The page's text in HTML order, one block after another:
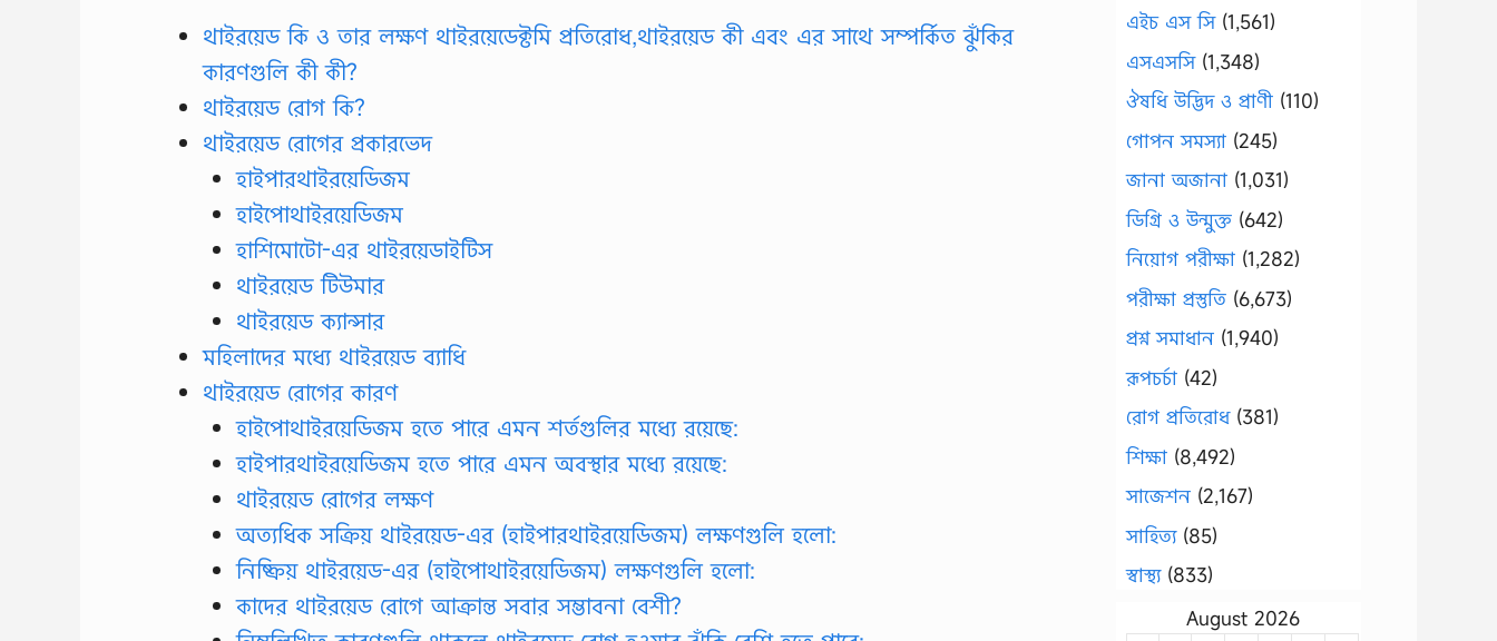
থাইরয়েড কি ও তার লক্ষণ থাইরয়েডেক্টমি প্রতিরোধ,থাইরয়েড কী এবং এর সাথে সম্পর্কিত ঝুঁকির
কারণগুলি কী কী?
থাইরয়েড রোগ কি?
থাইরয়েড রোগের প্রকারভেদ
হাইপারথাইরয়েডিজম
হাইপোথাইরয়েডিজম
হাশিমোটো-এর থাইরয়েডাইটিস
থাইরয়েড টিউমার
থাইরয়েড ক্যান্সার
মহিলাদের মধ্যে থাইরয়েড ব্যাধি
থাইরয়েড রোগের কারণ
হাইপোথাইরয়েডিজম হতে পারে এমন শর্তগুলির মধ্যে রয়েছে:
হাইপারথাইরয়েডিজম হতে পারে এমন অবস্থার মধ্যে রয়েছে:
থাইরয়েড রোগের লক্ষণ
অত্যধিক সক্রিয় থাইরয়েড-এর (হাইপারথাইরয়েডিজম) লক্ষণগুলি হলো:
নিষ্ক্রিয় থাইরয়েড-এর (হাইপোথাইরয়েডিজম) লক্ষণগুলি হলো:
কাদের থাইরয়েড রোগে আক্রান্ত সবার সম্ভাবনা বেশী?
এইচ এস সি(1,561)
এসএসসি(1,348)
ঔষধি উদ্ভিদ ও প্রাণী (110)
গোপন সমস্যা (245)
জানা অজানা (1,031)
ডিগ্রি ও উন্মুক্ত (642)
নিয়োগ পরীক্ষা (1,282)
পরীক্ষা প্রস্তুতি (6,673)
প্রশ্ন সমাধান (1,940)
রূপচর্চা (42)
রোগ প্রতিরোধ(381)
শিক্ষা (8,492)
সাজেশন (2,167)
সাহিত্য(85)
স্বাস্থ্য(833)
August 2026